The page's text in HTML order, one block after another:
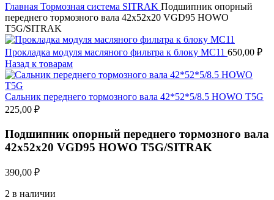
Главная Тормозная система SITRAK Подшипник опорный
переднего тормозного вала 42х52х20 VGD95 HOWO
T5G/SITRAK
Прокладка модуля масляного фильтра к блоку MC11 650,00 ₽
Назад к товарам
Сальник переднего тормозного вала 42*52*5/8.5 HOWO T5G
225,00 ₽
Подшипник опорный переднего тормозного вала
42х52х20 VGD95 HOWO T5G/SITRAK
390,00 ₽
2 в наличии